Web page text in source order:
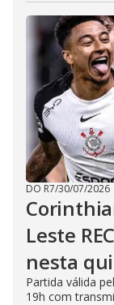
DO R7/30/07/2026
Leste
nesta
Partida válida
19h com